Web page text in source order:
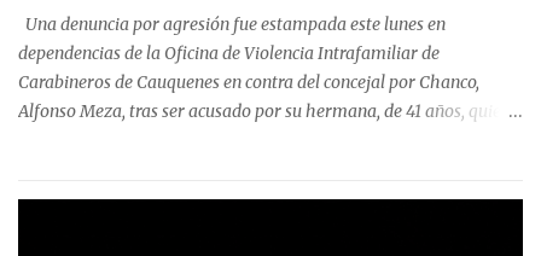
precisa que la mayor cantidad de dinero apostado se registró en
Talca, donde...
Una denuncia por agresión fue estampada este lunes en
dependencias de la Oficina de Violencia Intrafamiliar de
Carabineros de Cauquenes en contra del concejal por Chanco,
Alfonso Meza, tras ser acusado por su hermana, de 41 años, quien
relató que los hechos ocurrieron cerca de las 11:30 horas en el